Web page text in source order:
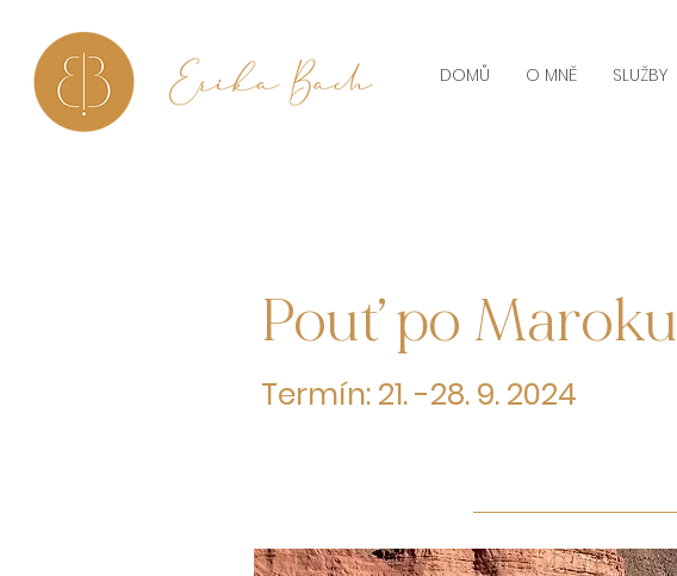
DOMŮ O MNĚ SLUŽBY
Termín: 21. -28. 9. 2024
Pouť po Maroku